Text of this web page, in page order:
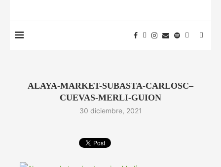
ALAYA-MARKET-SUBASTA-CARLOSC–
CUEVAS-MERLI-GUION
30 diciembre, 2021